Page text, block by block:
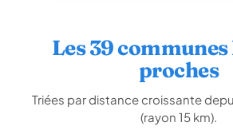
Les 39
proches
Triées par distance croissante
(rayon 15 km).